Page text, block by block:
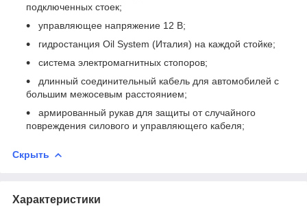
подключенных стоек;
управляющее напряжение 12 В;
гидростанция Oil System (Италия) на каждой стойке;
система электромагнитных стопоров;
длинный соединительный кабель для автомобилей с
большим межосевым расстоянием;
армированный рукав для защиты от случайного
повреждения силового и управляющего кабеля;
Скрыть
Характеристики